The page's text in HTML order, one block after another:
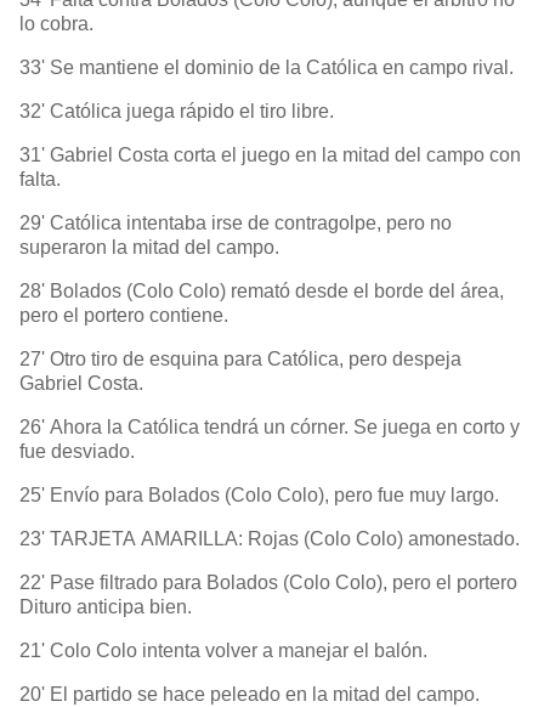
lo cobra.
33' Se mantiene el dominio de la Católica en campo rival.
32' Católica juega rápido el tiro libre.
31' Gabriel Costa corta el juego en la mitad del campo con
falta.
29' Católica intentaba irse de contragolpe, pero no
superaron la mitad del campo.
28' Bolados (Colo Colo) remató desde el borde del área,
pero el portero contiene.
27' Otro tiro de esquina para Católica, pero despeja
Gabriel Costa.
26' Ahora la Católica tendrá un córner. Se juega en corto y
fue desviado.
25' Envío para Bolados (Colo Colo), pero fue muy largo.
23' TARJETA AMARILLA: Rojas (Colo Colo) amonestado.
22' Pase filtrado para Bolados (Colo Colo), pero el portero
Dituro anticipa bien.
21' Colo Colo intenta volver a manejar el balón.
20' El partido se hace peleado en la mitad del campo.